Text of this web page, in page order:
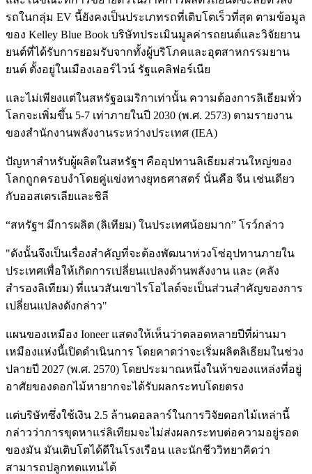
รถในกลุ่ม EV นี้ยังคงเป็นประเภทรถที่เติบโตเร็วที่สุด ตามข้อมูล
ของ Kelley Blue Book บริษัทประเมินมูลค่ารถยนต์และวิจัยยาน
ยนต์ที่ได้รับการยอมรับจากทั้งผู้บริโภคและอุตสาหกรรมยาน
ยนต์ ตั้งอยู่ในเมืองเออร์ไวน์ รัฐแคลิฟอร์เนีย
และไม่เพียงแต่ในสหรัฐอเมริกาเท่านั้น ความต้องการลิเธียมทั่ว
โลกจะเพิ่มขึ้น 5-7 เท่าภายในปี 2030 (พ.ศ. 2573) ตามรายงาน
ของสำนักงานพลังงานระหว่างประเทศ (IEA)
ปัญหาสำหรับผู้ผลิตในสหรัฐฯ คืออุปทานลิเธียมส่วนใหญ่ของ
โลกถูกครอบงำโดยคู่แข่งทางยุทธศาสตร์ นั่นคือ จีน เช่นเดียว
กับออสเตรเลียและชิลี
“สหรัฐฯ มีการผลิต (ลิเทียม) ในประเทศน้อยมาก” โรว์กล่าว
"ดังนั้นจึงเป็นเรื่องสำคัญที่จะต้องพัฒนาห่วงโซ่อุปทานภายใน
ประเทศเพื่อให้เกิดการเปลี่ยนแปลงด้านพลังงาน และ (คลัง
สำรองลิเทียม) ที่แนวสันเขาไรโอไลต์จะเป็นส่วนสำคัญของการ
เปลี่ยนแปลงดังกล่าว"
แผนของเหมือง Ioneer แสดงให้เห็นว่าตลอดหลายปีที่ผ่านมา
เหมืองแห่งนี้เปิดดำเนินการ โดยคาดว่าจะเริ่มผลิตลิเธียมในช่วง
ปลายปี 2027 (พ.ศ. 2570) โดยประมาณหนึ่งในห้าของแหล่งที่อยู่
อาศัยของดอกไม้หายากจะได้รับผลกระทบโดยตรง
แต่บริษัทซึ่งใช้เงิน 2.5 ล้านดอลลาร์ในการวิจัยดอกไม้เหล่านี้
กล่าวว่าการขุดหาแร่ลิเทียมจะไม่ส่งผลกระทบต่อความอยู่รอด
ของมัน มันเติบโตได้ดีในโรงเรือน และนักชีววิทยาคิดว่า
สามารถปลูกทดแทนได้